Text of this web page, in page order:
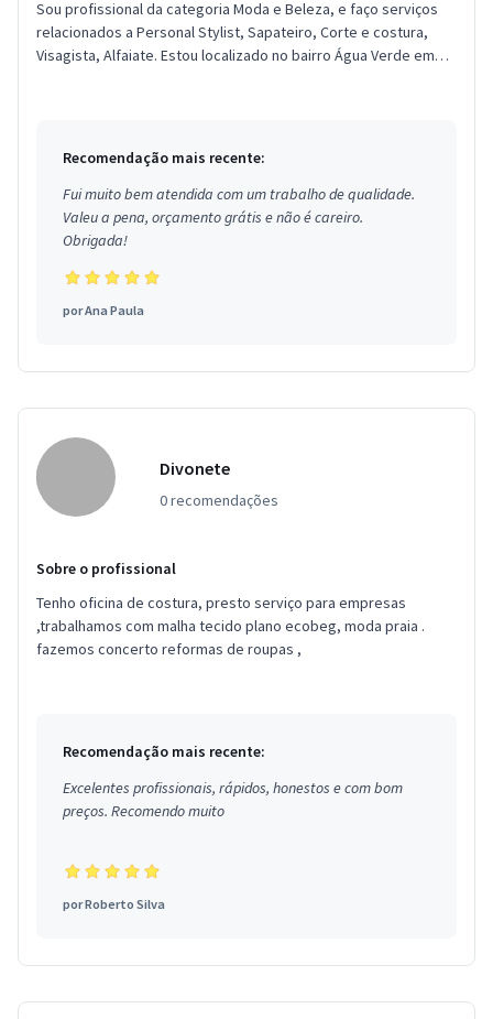
Sou profissional da categoria Moda e Beleza, e faço serviços
relacionados a Personal Stylist, Sapateiro, Corte e costura,
Visagista, Alfaiate. Estou localizado no bairro Água Verde em
Recomendação mais recente:
Fui muito bem atendida com um trabalho de qualidade.
Valeu a pena, orçamento grátis e não é careiro.
Obrigada!
porAna Paula
Divonete
0 recomendações
Sobre o profissional
Tenho oficina de costura, presto serviço para empresas
,trabalhamos com malha tecido plano ecobeg, moda praia .
fazemos concerto reformas de roupas ,
Recomendação mais recente:
Excelentes profissionais, rápidos, honestos e com bom
preços. Recomendo muito
porRoberto Silva